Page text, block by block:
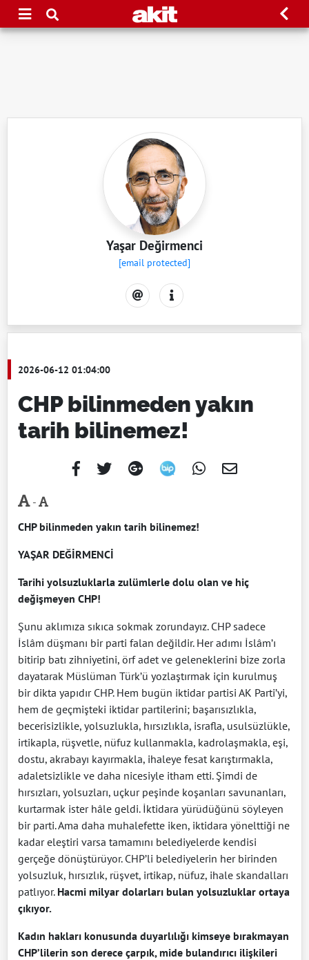
Yaşar Değirmenci
[email protected]
2026-06-12 01:04:00
CHP bilinmeden yakın
tarih bilinemez!
-
CHP bilinmeden yakın tarih bilinemez!
YAŞAR DEĞİRMENCİ
Tarihi yolsuzluklarla zulümlerle dolu olan ve hiç
değişmeyen CHP!
Şunu aklımıza sıkıca sokmak zorundayız. CHP sadece
İslâm düşmanı bir parti falan değildir. Her adımı İslâm’ı
bitirip batı zihniyetini, örf adet ve geleneklerini bize zorla
dayatarak Müslüman Türk’ü yozlaştırmak için kurulmuş
bir dikta yapıdır CHP. Hem bugün iktidar partisi AK Parti’yi,
hem de geçmişteki iktidar partilerini; başarısızlıkla,
becerisizlikle, yolsuzlukla, hırsızlıkla, israfla, usulsüzlükle,
irtikapla, rüşvetle, nüfuz kullanmakla, kadrolaşmakla, eşi,
dostu, akrabayı kayırmakla, ihaleye fesat karıştırmakla,
adaletsizlikle ve daha nicesiyle itham etti. Şimdi de
hırsızları, yolsuzları, uçkur peşinde koşanları savunanları,
kurtarmak ister hâle geldi. İktidara yürüdüğünü söyleyen
bir parti. Ama daha muhalefette iken, iktidara yönelttiği ne
kadar eleştiri varsa tamamını belediyelerde kendisi
gerçeğe dönüştürüyor. CHP’li belediyelerin her birinden
yolsuzluk, hırsızlık, rüşvet, irtikap, nüfuz, ihale skandalları
patlıyor. Hacmi milyar dolarları bulan yolsuzluklar ortaya
çıkıyor.
Kadın hakları konusunda duyarlılığı kimseye bırakmayan
CHP’lilerin son derece çarpık, mide bulandırıcı ilişkileri